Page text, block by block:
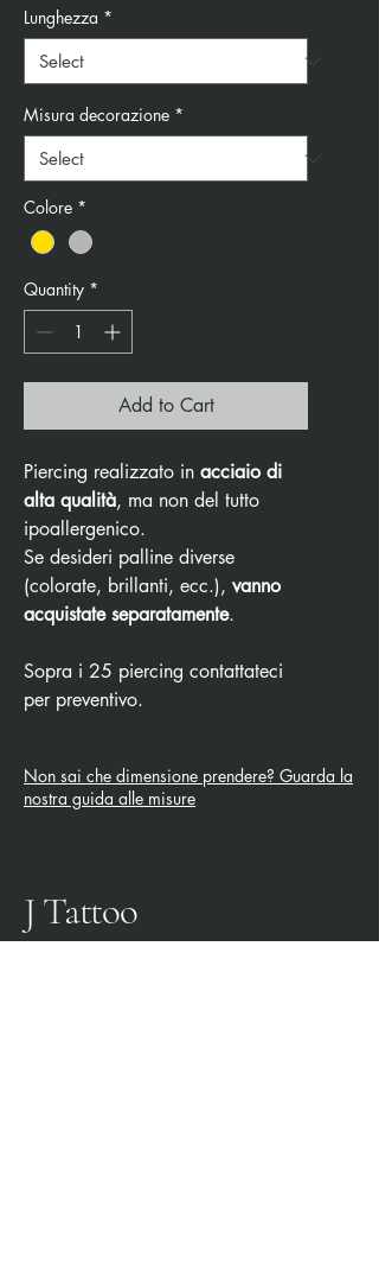
Lunghezza *
Misura decorazione *
Colore *
Quantity *
Add to Cart
Piercing realizzato in acciaio di
alta qualità, ma non del tutto
ipoallergenico.
Se desideri palline diverse
(colorate, brillanti, ecc.), vanno
acquistate separatamente.
Sopra i 25 piercing contattateci
per preventivo.
Non sai che dimensione prendere? Guarda la
nostra guida alle misure
J Tattoo